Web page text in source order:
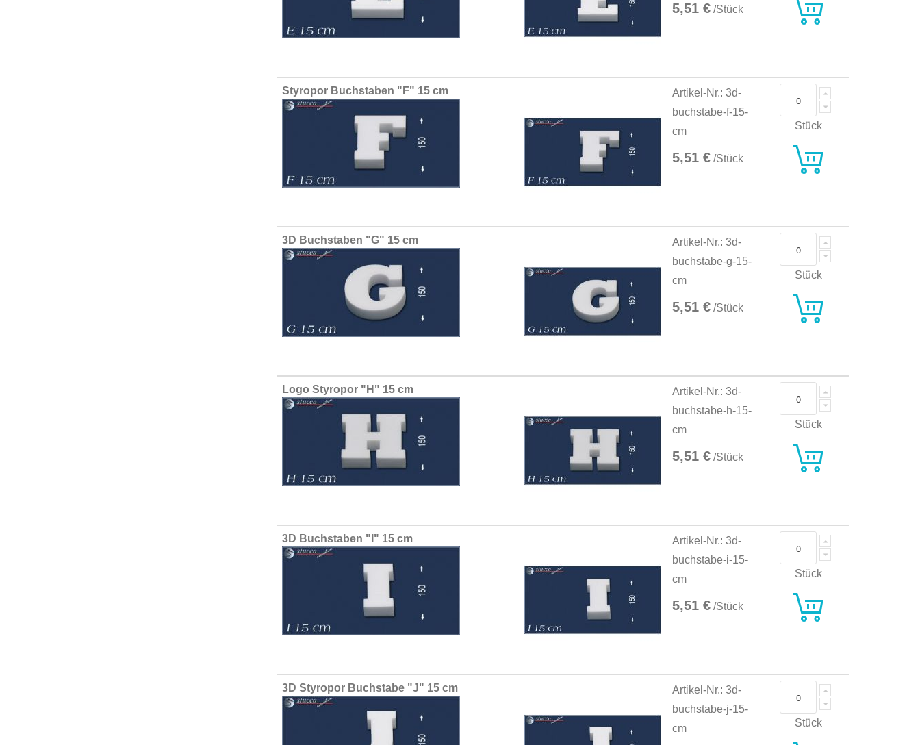
5,51 € /Stück
Styropor Buchstaben "F" 15 cm
Artikel-Nr.: 3d-
buchstabe-f-15-
cm
5,51 € /Stück
Stück
3D Buchstaben "G" 15 cm
Artikel-Nr.: 3d-
buchstabe-g-15-
cm
5,51 € /Stück
Stück
Logo Styropor "H" 15 cm
Artikel-Nr.: 3d-
buchstabe-h-15-
cm
5,51 € /Stück
Stück
3D Buchstaben "I" 15 cm
Artikel-Nr.: 3d-
buchstabe-i-15-
cm
5,51 € /Stück
Stück
3D Styropor Buchstabe "J" 15 cm
Artikel-Nr.: 3d-
buchstabe-j-15-
cm
Stück